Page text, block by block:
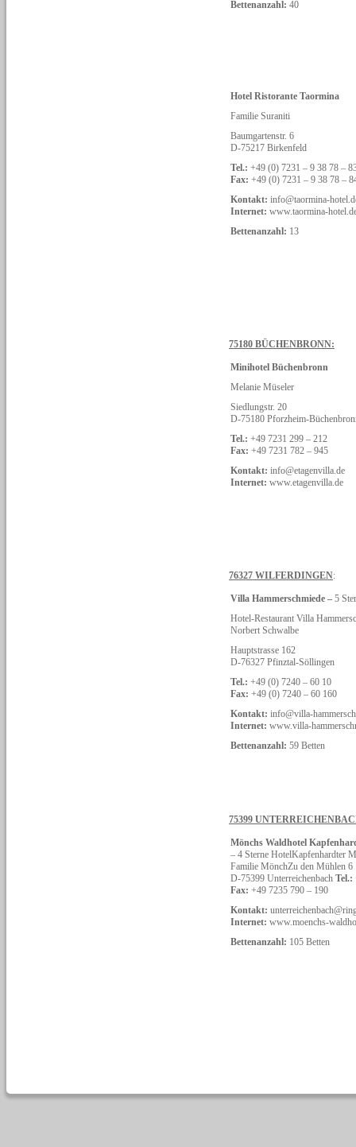
Bettenanzahl: 40
Hotel Ristorante Taormina
Familie Suraniti
Baumgartenstr. 6
D-75217 Birkenfeld
Tel.: +49 (0) 7231 – 9 38 78 –
Fax: +49 (0) 7231 – 9 38 78 –
Kontakt: info@taormina-
Internet: www.taormina-
Bettenanzahl: 13
75180 BÜCHENBRONN:
Minihotel Büchenbronn
Melanie Müseler
Siedlungstr. 20
D-75180 Pforzheim-
Tel.: +49 7231 299 – 212
Fax: +49 7231 782 – 945
Kontakt: info@etagenvilla.de
Internet: www.etagenvilla.de
76327 WILFERDINGEN:
Villa Hammerschmiede – 5
Hotel-Restaurant Villa
Norbert Schwalbe
Hauptstrasse 162
D-76327 Pfinztal-Söllingen
Tel.: +49 (0) 7240 – 60 10
Fax: +49 (0) 7240 – 60 160
Kontakt: info@villa-
Internet: www.villa-
Bettenanzahl: 59 Betten
75399
Mönchs Waldhotel
– 4 Sterne HotelKapfenhardter
Familie MönchZu den Mühlen 6
D-75399 Unterreichenbach Tel.:
Fax: +49 7235 790 – 190
Kontakt:
Internet: www.moenchs-
Bettenanzahl: 105 Betten